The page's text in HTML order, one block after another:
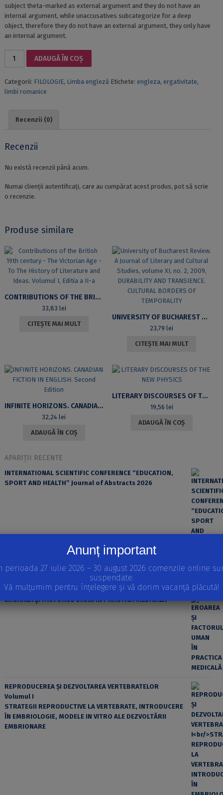
subject theta-marked as external argument and they do not have an
internal argument, while unaccusatives subcategorize for a deep
object, therefore they do not have an external argument, they only have
an internal argument.
ENGLISH
AND
ADAUGĂ ÎN COȘ
Categorii: FILOLOGIE, Limba engleză Etichete: engleza, ergativitate,
limbi romanice
Recenzii (0)
Recenzii
Nu există recenzii până acum.
Numai clienții autentificați, care au cumpărat acest produs, pot să scrie
o recenzie.
Produse similare
CONTRIBUTIONS OF THE BRITISH 19TH CENTURY – THE VICTORIAN AGE – TO THE HISTORY OF LITERATURE AND IDEAS. VOLUMUL I, EDITIA A II-A
33,83 lei
CITEȘTE MAI MULT
UNIVERSITY OF BUCHAREST REVIEW. A JOURNAL OF LITERARY AND CULTURAL STUDIES, VOLUME XI, NO. 2, 2009, DURABILITY AND TRANSIENCE. CULTURAL BORDERS OF TEMPORALITY
23,79 lei
CITEȘTE MAI MULT
INFINITE HORIZONS. CANADIAN FICTION IN ENGLISH. SECOND EDITION
32,24 lei
ADAUGĂ ÎN COȘ
LITERARY DISCOURSES OF THE NEW PHYSICS
19,56 lei
ADAUGĂ ÎN COȘ
APARIȚII RECENTE
INTERNATIONAL SCIENTIFIC CONFERENCE “EDUCATION,
SPORT AND HEALTH” Journal of Abstracts 2026
EROAREA ȘI FACTORUL UMAN ÎN PRACTICA MEDICALĂ
REPRODUCEREA ȘI DEZVOLTAREA VERTEBRATELOR
Volumul I
STRATEGII REPRODUCTIVE LA VERTEBRATE, INTRODUCERE
ÎN EMBRIOLOGIE, MODELE IN VITRO ALE DEZVOLTĂRII
EMBRIONARE
Anunț important
perioada 27 iulie 2026 – 30 august 2026 comenzile online
suspendate.
Vă mulțumim pentru înțelegere și vă dorim vacanță plăcută!